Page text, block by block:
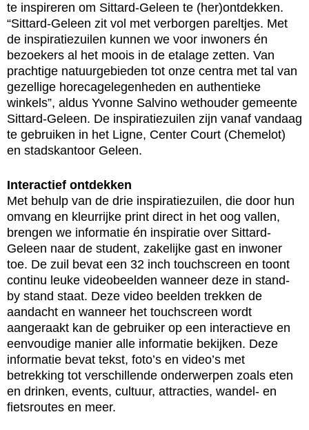
te inspireren om Sittard-Geleen te (her)ontdekken.
“Sittard-Geleen zit vol met verborgen pareltjes. Met
de inspiratiezuilen kunnen we voor inwoners én
bezoekers al het moois in de etalage zetten. Van
prachtige natuurgebieden tot onze centra met tal van
gezellige horecagelegenheden en authentieke
winkels”, aldus Yvonne Salvino wethouder gemeente
Sittard-Geleen. De inspiratiezuilen zijn vanaf vandaag
te gebruiken in het Ligne, Center Court (Chemelot)
en stadskantoor Geleen.
Interactief ontdekken
Met behulp van de drie inspiratiezuilen, die door hun
omvang en kleurrijke print direct in het oog vallen,
brengen we informatie én inspiratie over Sittard-
Geleen naar de student, zakelijke gast en inwoner
toe. De zuil bevat een 32 inch touchscreen en toont
continu leuke videobeelden wanneer deze in stand-
by stand staat. Deze video beelden trekken de
aandacht en wanneer het touchscreen wordt
aangeraakt kan de gebruiker op een interactieve en
eenvoudige manier alle informatie bekijken. Deze
informatie bevat tekst, foto’s en video’s met
betrekking tot verschillende onderwerpen zoals eten
en drinken, events, cultuur, attracties, wandel- en
fietsroutes en meer.